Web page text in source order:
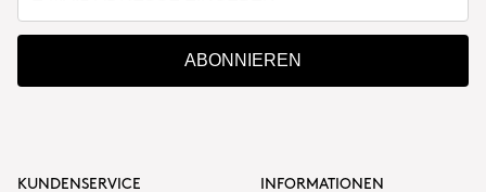
ABONNIEREN
KUNDENSERVICE INFORMATIONEN